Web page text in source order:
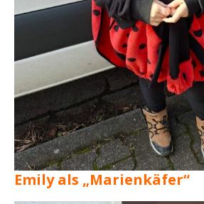
Emily als „Marienkäfer“